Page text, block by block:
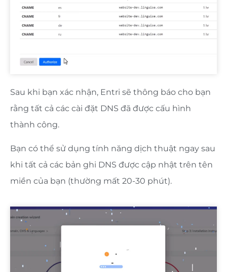
Sau khi bạn xác nhận, Entri sẽ thông báo cho bạn
rằng tất cả các cài đặt DNS đã được cấu hình
thành công.
Bạn có thể sử dụng tính năng dịch thuật ngay sau
khi tất cả các bản ghi DNS được cập nhật trên tên
miền của bạn (thường mất 20-30 phút).